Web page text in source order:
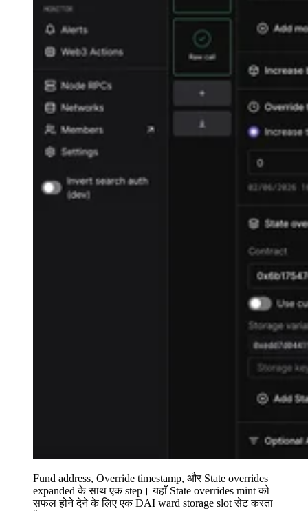
Fund address, Override timestamp, और State overrides
expanded के साथ एक step। यहाँ State overrides mint को
सफल होने देने के लिए एक DAI ward storage slot सेट करता